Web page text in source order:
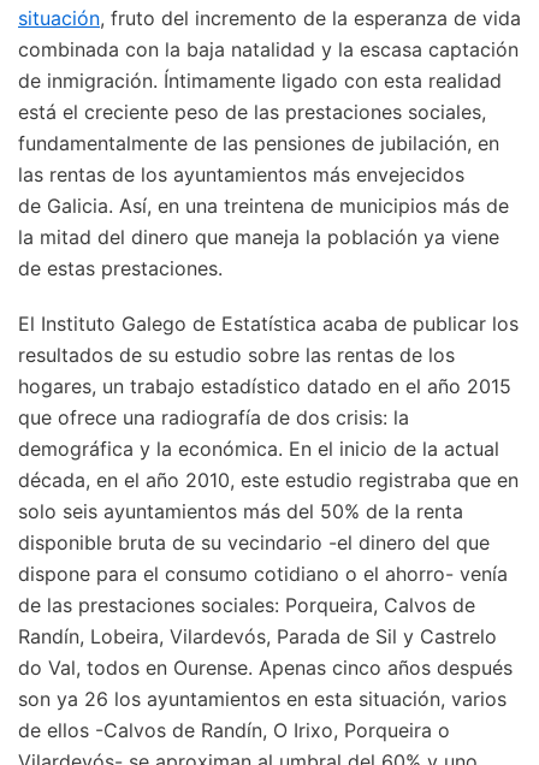
situación, fruto del incremento de la esperanza de vida
combinada con la baja natalidad y la escasa captación
de inmigración. Íntimamente ligado con esta realidad
está el creciente peso de las prestaciones sociales,
fundamentalmente de las pensiones de jubilación, en
las rentas de los ayuntamientos más envejecidos
de Galicia. Así, en una treintena de municipios más de
la mitad del dinero que maneja la población ya viene
de estas prestaciones.
El Instituto Galego de Estatística acaba de publicar los
resultados de su estudio sobre las rentas de los
hogares, un trabajo estadístico datado en el año 2015
que ofrece una radiografía de dos crisis: la
demográfica y la económica. En el inicio de la actual
década, en el año 2010, este estudio registraba que en
solo seis ayuntamientos más del 50% de la renta
disponible bruta de su vecindario -el dinero del que
dispone para el consumo cotidiano o el ahorro- venía
de las prestaciones sociales: Porqueira, Calvos de
Randín, Lobeira, Vilardevós, Parada de Sil y Castrelo
do Val, todos en Ourense. Apenas cinco años después
son ya 26 los ayuntamientos en esta situación, varios
de ellos -Calvos de Randín, O Irixo, Porqueira o